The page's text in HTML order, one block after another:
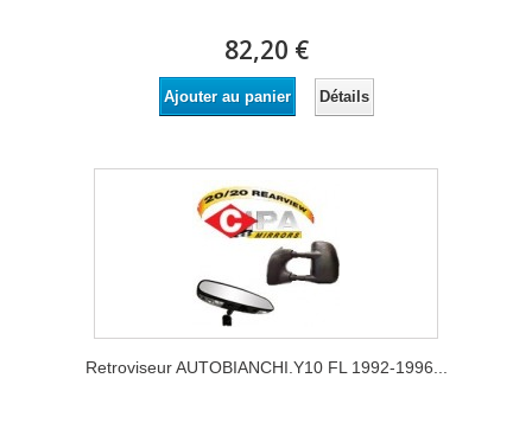
82,20 €
Ajouter au panier Détails
Retroviseur AUTOBIANCHI.Y10 FL 1992-1996...